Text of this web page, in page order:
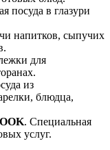
посуда в глазури
напитков, сыпучих
для
из
блюдца,
. Специальная
услуг.